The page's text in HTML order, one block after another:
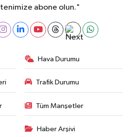
abone olun."
Hava Durumu
Trafik Durumu
Tüm Manşetler
Haber Arşivi